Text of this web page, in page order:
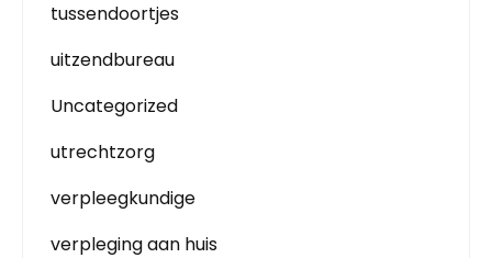
tussendoortjes
uitzendbureau
Uncategorized
utrechtzorg
verpleegkundige
verpleging aan huis